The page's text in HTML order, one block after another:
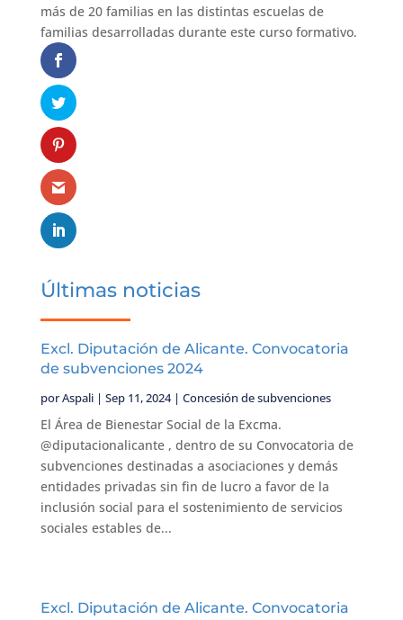
más de 20 familias en las distintas escuelas de
familias desarrolladas durante este curso formativo.
Últimas noticias
Excl. Diputación de Alicante. Convocatoria
de subvenciones 2024
porAspali| Sep 11, 2024| Concesión de subvenciones
El Área de Bienestar Social de la Excma.
@diputacionalicante , dentro de su Convocatoria de
subvenciones destinadas a asociaciones y demás
entidades privadas sin fin de lucro a favor de la
inclusión social para el sostenimiento de servicios
sociales estables de...
Excl. Diputación de Alicante. Convocatoria